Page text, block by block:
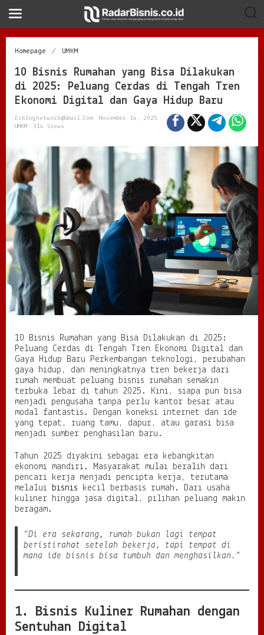
Homepage / UMKM
B
i
n
i
u
m
a
h
a
y
a
n
i
D
i
l
k
u
k
a
n
d
i
2
0
2
:
P
e
u
C
e
r
s
T
10 Bisnis Rumahan yang Bisa Dilakukan
di 2025: Peluang Cerdas di Tengah Tren
Ekonomi Digital dan Gaya Hidup Baru
Ezblognetwork@gmail.com
November 14, 2025
UMKM
314 Views
10 Bisnis Rumahan yang Bisa Dilakukan di 2025:
Peluang Cerdas di Tengah Tren Ekonomi Digital dan
Gaya Hidup Baru Perkembangan teknologi, perubahan
gaya hidup, dan meningkatnya tren bekerja dari
rumah membuat peluang bisnis rumahan semakin
terbuka lebar di tahun 2025. Kini, siapa pun bisa
menjadi pengusaha tanpa perlu kantor besar atau
modal fantastis. Dengan koneksi internet dan ide
yang tepat, ruang tamu, dapur, atau garasi bisa
menjadi sumber penghasilan baru.
Tahun 2025 diyakini sebagai era kebangkitan
ekonomi mandiri. Masyarakat mulai beralih dari
pencari kerja menjadi pencipta kerja, terutama
melalui
bisnis kecil berbasis rumah. Dari usaha
kuliner hingga jasa digital, pilihan peluang makin
beragam.
“Di era sekarang, rumah bukan lagi tempat
beristirahat setelah bekerja, tapi tempat di
mana ide bisnis bisa tumbuh dan menghasilkan.”
1. Bisnis Kuliner Rumahan dengan
Sentuhan Digital